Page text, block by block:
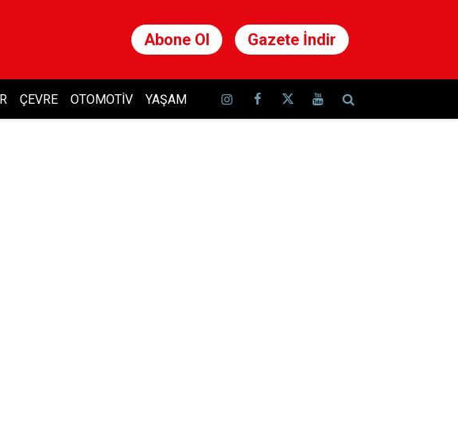
Abone Ol Gazete İndir
ÇEVRE OTOMOTIV YAŞAM